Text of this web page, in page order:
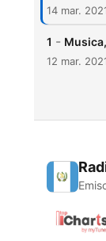
14 mar.
1 -
12 mar.